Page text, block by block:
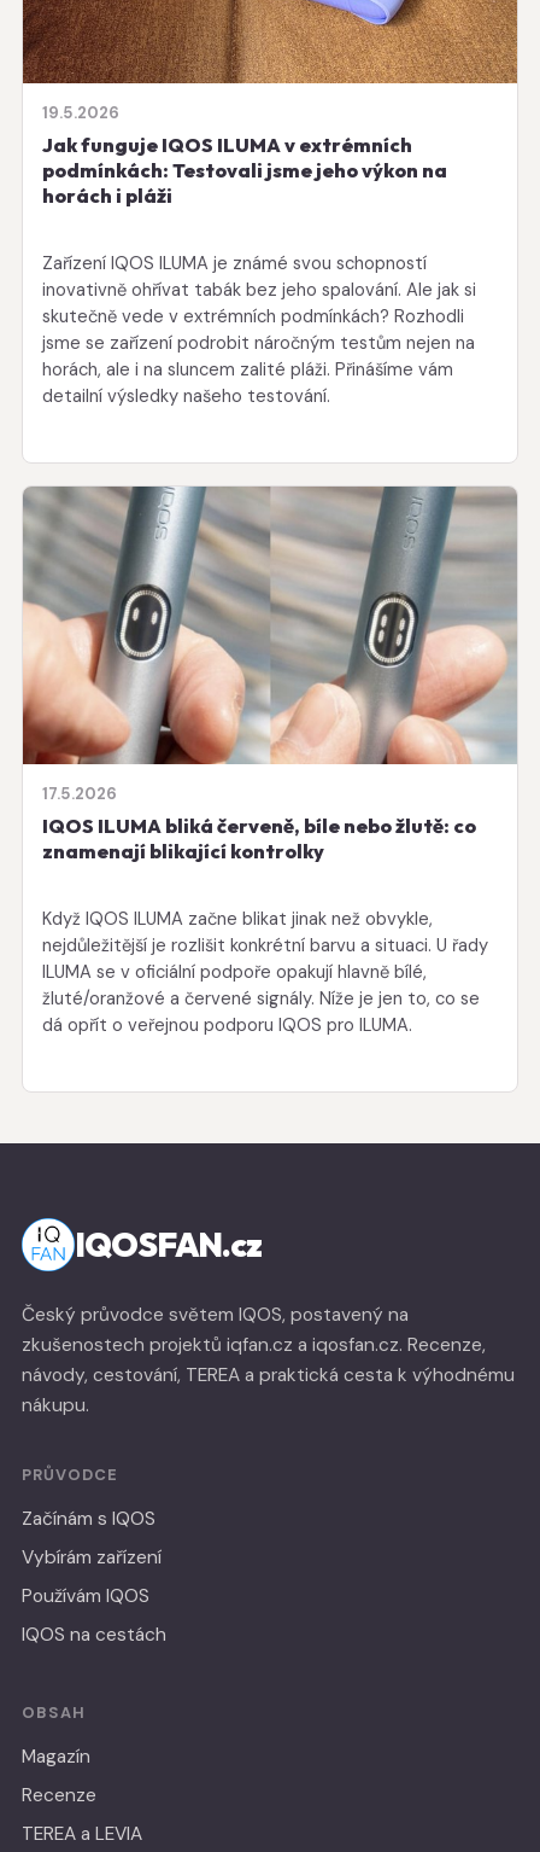
19.5.2026
Jak funguje IQOS ILUMA v extrémních
podmínkách: Testovali jsme jeho výkon na
horách i pláži
Zařízení IQOS ILUMA je známé svou schopností
inovativně ohřívat tabák bez jeho spalování. Ale jak si
skutečně vede v extrémních podmínkách? Rozhodli
jsme se zařízení podrobit náročným testům nejen na
horách, ale i na sluncem zalité pláži. Přinášíme vám
detailní výsledky našeho testování.
17.5.2026
IQOS ILUMA bliká červeně, bíle nebo žlutě: co
znamenají blikající kontrolky
Když IQOS ILUMA začne blikat jinak než obvykle,
nejdůležitější je rozlišit konkrétní barvu a situaci. U řady
ILUMA se v oficiální podpoře opakují hlavně bílé,
žluté/oranžové a červené signály. Níže je jen to, co se
dá opřít o veřejnou podporu IQOS pro ILUMA.
IQOSFAN.cz
Český průvodce světem IQOS, postavený na
zkušenostech projektů iqfan.cz a iqosfan.cz. Recenze,
návody, cestování, TEREA a praktická cesta k výhodnému
nákupu.
PRŮVODCE
Začínám s IQOS
Vybírám zařízení
Používám IQOS
IQOS na cestách
OBSAH
Magazín
Recenze
TEREA a LEVIA